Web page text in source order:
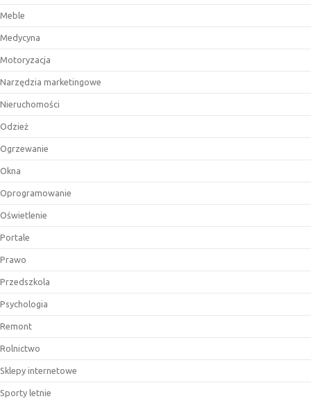
Meble
Medycyna
Motoryzacja
Narzędzia marketingowe
Nieruchomości
Odzież
Ogrzewanie
Okna
Oprogramowanie
Oświetlenie
Portale
Prawo
Przedszkola
Psychologia
Remont
Rolnictwo
Sklepy internetowe
Sporty letnie